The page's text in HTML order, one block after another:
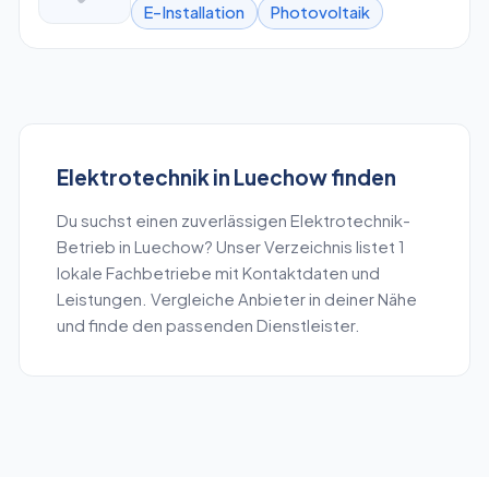
E-Installation
Photovoltaik
Elektrotechnikin Luechowfinden
Du suchst einen zuverlässigen Elektrotechnik-
Betrieb in Luechow? Unser Verzeichnis listet 1
lokale Fachbetriebe mit Kontaktdaten und
Leistungen. Vergleiche Anbieter in deiner Nähe
und finde den passenden Dienstleister.